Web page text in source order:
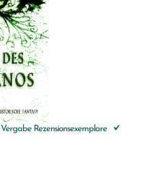
Vergabe Rezensionsexemplare